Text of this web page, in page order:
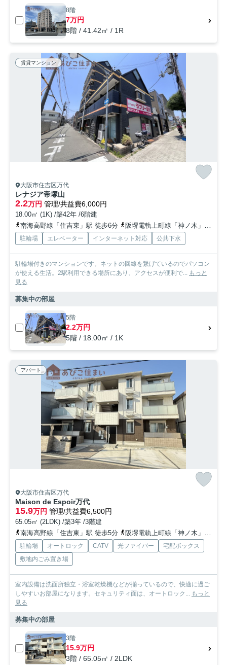
8階
7万円
8階 / 41.42㎡ / 1R
賃貸マンション
大阪市住吉区万代
レナジア帝塚山
2.2万円 管理/共益費6,000円
18.00㎡ (1K) /築42年 /6階建
南海高野線「住吉東」駅 徒歩6分
阪堺電軌上町線「神ノ木」駅 徒歩8分
駐輪場 エレベーター インターネット対応 公共下水
駐輪場付きのマンションです。ネットの回線を繋げているのでパソコン
が使える生活。2駅利用できる場所にあり、アクセスが便利で...
もっと
見る
募集中の部屋
5階
2.2万円
5階 / 18.00㎡ / 1K
アパート
大阪市住吉区万代
Maison de Espoir万代
15.9万円 管理/共益費6,500円
65.05㎡ (2LDK) /築3年 /3階建
南海高野線「住吉東」駅 徒歩5分
阪堺電軌上町線「神ノ木」駅 徒歩5分
駐輪場 オートロック CATV 光ファイバー
宅配ボックス
敷地内ごみ置き場
室内設備は洗面所独立・浴室乾燥機などが揃っているので、快適に過ご
しやすいお部屋になります。セキュリティ面は、オートロック...
もっと
見る
募集中の部屋
3階
15.9万円
3階 / 65.05㎡ / 2LDK